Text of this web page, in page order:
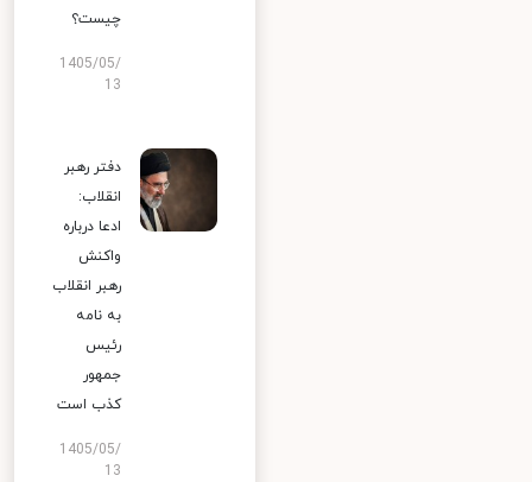
چیست؟
1405/05/
13
دفتر رهبر
انقلاب:
ادعا درباره
واکنش
رهبر انقلاب
به نامه
رئیس
جمهور
کذب است
1405/05/
13